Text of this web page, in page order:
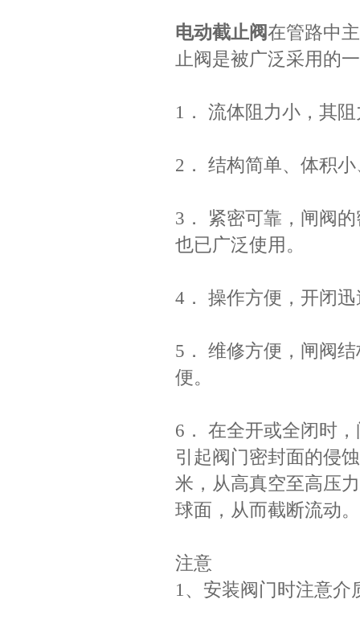
电动截止阀在管路中
止阀是被广泛采用的
1． 流体阻力小，其
2． 结构简单、体积
3． 紧密可靠，闸阀
也已广泛使用。
4． 操作方便，开闭
5． 维修方便，闸阀
便。
6． 在全开或全闭时
引起阀门密封面的侵
米，从高真空至高压
球面，从而截断流动。
注意
1、安装阀门时注意